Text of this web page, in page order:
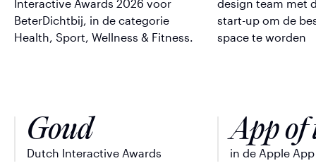
Interactive Awards 2026 voor
BeterDichtbij, in de categorie
Health, Sport, Wellness & Fitness.
Goud
Dutch Interactive Awards
design team met
start-up om de
space te worden
App of
in de Apple